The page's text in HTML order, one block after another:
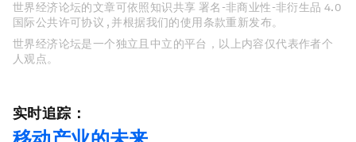
世界经济论坛的文章可依照知识共享 署名-非商业性-非衍生品 4.0
国际公共许可协议 , 并根据我们的使用条款重新发布。
世界经济论坛是一个独立且中立的平台，以上内容仅代表作者个
人观点。
实时追踪：